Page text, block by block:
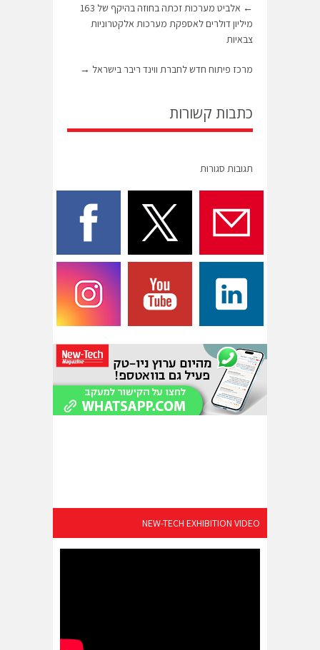
←
אלביט מערכות זכתה בחוזה בהיקף של 163
מיליון דולרים לאספקת מערכות אלקטרוניות
צבאיות
מרכז פיתוח חדש לחברת ווינד ריבר בישראל →
כתבות קשורות
תגובות סגורות
NEW-TECH EXHIBITION VIDEO